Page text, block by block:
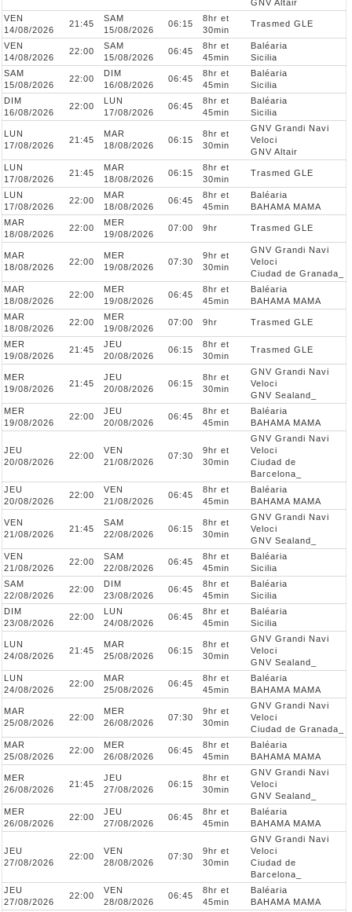
GNV Altair
VEN
14/08/2026
21:45
SAM
15/08/2026
06:15
8hr et
30min
Trasmed GLE
VEN
14/08/2026
22:00
SAM
15/08/2026
06:45
8hr et
45min
Baléaria
Sicilia
SAM
15/08/2026
22:00
DIM
16/08/2026
06:45
8hr et
45min
Baléaria
Sicilia
DIM
16/08/2026
22:00
LUN
17/08/2026
06:45
8hr et
45min
Baléaria
Sicilia
LUN
17/08/2026
21:45
MAR
18/08/2026
06:15
8hr et
30min
GNV Grandi Navi
Veloci
GNV Altair
LUN
17/08/2026
21:45
MAR
18/08/2026
06:15
8hr et
30min
Trasmed GLE
LUN
17/08/2026
22:00
MAR
18/08/2026
06:45
8hr et
45min
Baléaria
BAHAMA MAMA
MAR
18/08/2026
22:00
MER
19/08/2026
07:00 9hr Trasmed GLE
MAR
18/08/2026
22:00
MER
19/08/2026
07:30
9hr et
30min
GNV Grandi Navi
Veloci
Ciudad de Granada_
MAR
18/08/2026
22:00
MER
19/08/2026
06:45
8hr et
45min
Baléaria
BAHAMA MAMA
MAR
18/08/2026
22:00
MER
19/08/2026
07:00 9hr Trasmed GLE
MER
19/08/2026
21:45
JEU
20/08/2026
06:15
8hr et
30min
Trasmed GLE
MER
19/08/2026
21:45
JEU
20/08/2026
06:15
8hr et
30min
GNV Grandi Navi
Veloci
GNV Sealand_
MER
19/08/2026
22:00
JEU
20/08/2026
06:45
8hr et
45min
Baléaria
BAHAMA MAMA
JEU
20/08/2026
22:00
VEN
21/08/2026
07:30
9hr et
30min
GNV Grandi Navi
Veloci
Ciudad de
Barcelona_
JEU
20/08/2026
22:00
VEN
21/08/2026
06:45
8hr et
45min
Baléaria
BAHAMA MAMA
VEN
21/08/2026
21:45
SAM
22/08/2026
06:15
8hr et
30min
GNV Grandi Navi
Veloci
GNV Sealand_
VEN
21/08/2026
22:00
SAM
22/08/2026
06:45
8hr et
45min
Baléaria
Sicilia
SAM
22/08/2026
22:00
DIM
23/08/2026
06:45
8hr et
45min
Baléaria
Sicilia
DIM
23/08/2026
22:00
LUN
24/08/2026
06:45
8hr et
45min
Baléaria
Sicilia
LUN
24/08/2026
21:45
MAR
25/08/2026
06:15
8hr et
30min
GNV Grandi Navi
Veloci
GNV Sealand_
LUN
24/08/2026
22:00
MAR
25/08/2026
06:45
8hr et
45min
Baléaria
BAHAMA MAMA
MAR
25/08/2026
22:00
MER
26/08/2026
07:30
9hr et
30min
GNV Grandi Navi
Veloci
Ciudad de Granada_
MAR
25/08/2026
22:00
MER
26/08/2026
06:45
8hr et
45min
Baléaria
BAHAMA MAMA
MER
26/08/2026
21:45
JEU
27/08/2026
06:15
8hr et
30min
GNV Grandi Navi
Veloci
GNV Sealand_
MER
26/08/2026
22:00
JEU
27/08/2026
06:45
8hr et
45min
Baléaria
BAHAMA MAMA
JEU
27/08/2026
22:00
VEN
28/08/2026
07:30
9hr et
30min
GNV Grandi Navi
Veloci
Ciudad de
Barcelona_
JEU
27/08/2026
22:00
VEN
28/08/2026
06:45
8hr et
45min
Baléaria
BAHAMA MAMA